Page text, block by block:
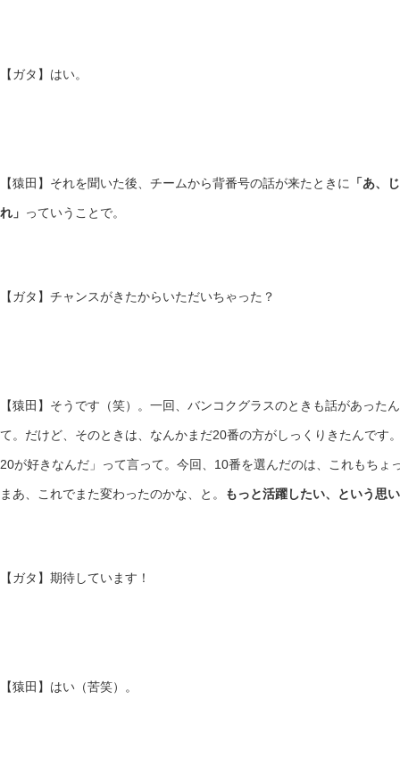
【ガタ】はい。
【猿田】それを聞いた後、チームから背番号の話が来たときに 「あ、
れ」 っていうことで。
【ガタ】チャンスがきたからいただいちゃった？
【猿田】そうです（笑）。一回、バンコクグラスのときも話があった
て。だけど、そのときは、なんかまだ20番の方がしっくりきたんです
20が好きなんだ」って言って。今回、10番を選んだのは、これもちょ
まあ、これでまた変わったのかな、と。 もっと活躍したい、という思
【ガタ】期待しています！
【猿田】はい（苦笑）。